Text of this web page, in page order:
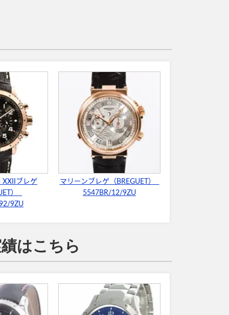
XXIIブレゲ
）
9ZU
マリーンブレゲ（BREGUET）
5547BR/12/9ZU
はこちら